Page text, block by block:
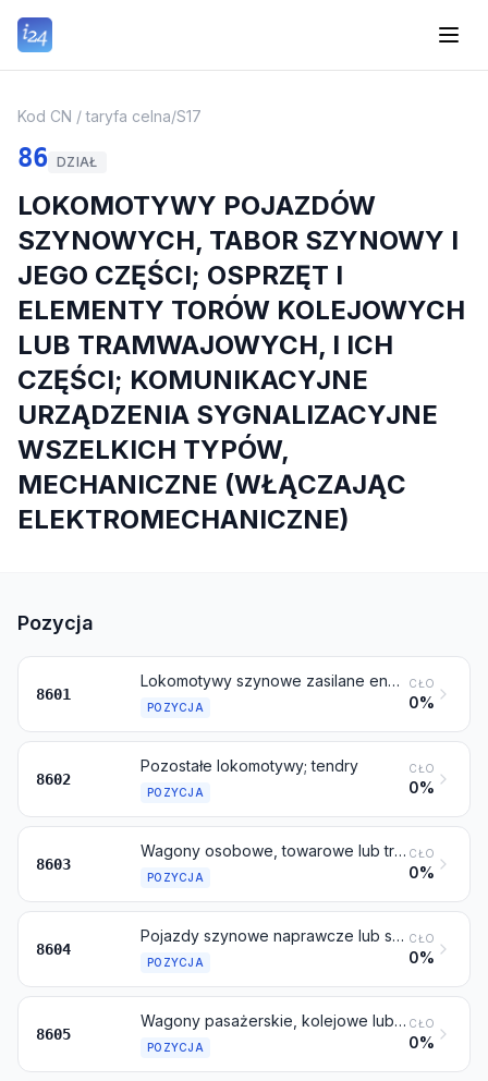
Kod CN / taryfa celna/S17
86 DZIAŁ
LOKOMOTYWY POJAZDÓW
SZYNOWYCH, TABOR SZYNOWY I
JEGO CZĘŚCI; OSPRZĘT I
ELEMENTY TORÓW KOLEJOWYCH
LUB TRAMWAJOWYCH, I ICH
CZĘŚCI; KOMUNIKACYJNE
URZĄDZENIA SYGNALIZACYJNE
WSZELKICH TYPÓW,
MECHANICZNE (WŁĄCZAJĄC
ELEKTROMECHANICZNE)
Pozycja
8601
Lokomotywy szynowe zasilane energią elektryczną ze źródła zewnętrznego lub z akumulatorów
POZYCJA
CŁO
0%
8602
Pozostałe lokomotywy; tendry
POZYCJA
CŁO
0%
8603
Wagony osobowe, towarowe lub transportowe, kolejowe lub tramwajowe, o napędzie własnym, inne niż te objęte pozycją 8604
POZYCJA
CŁO
0%
8604
Pojazdy szynowe naprawcze lub serwisowe, nawet z napędem własnym (na przykład wagony warsztatowe, dźwigi szynowe, wagony wyposażone w podbijaki podsypki, maszyny do regulacji toru, wagony próbno-kontrolne i drezyny)
POZYCJA
CŁO
0%
8605
Wagony pasażerskie, kolejowe lub tramwajowe, bez własnego napędu; wagony bagażowe, pocztowe oraz pozostałe wagony kolejowe lub tramwajowe specjalnego przeznaczenia, bez własnego napędu (z wyłączeniem tych objętych pozycją 8604)
POZYCJA
CŁO
0%